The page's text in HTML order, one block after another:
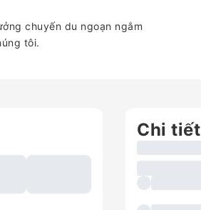
chuyến du ngoạn ngắm
tôi.
Chi tiết